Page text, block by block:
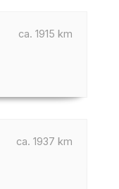
ca. 1915 km
ca. 1937 km